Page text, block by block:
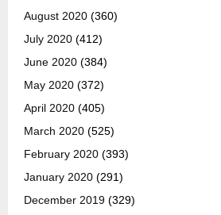
August 2020 (360)
July 2020 (412)
June 2020 (384)
May 2020 (372)
April 2020 (405)
March 2020 (525)
February 2020 (393)
January 2020 (291)
December 2019 (329)